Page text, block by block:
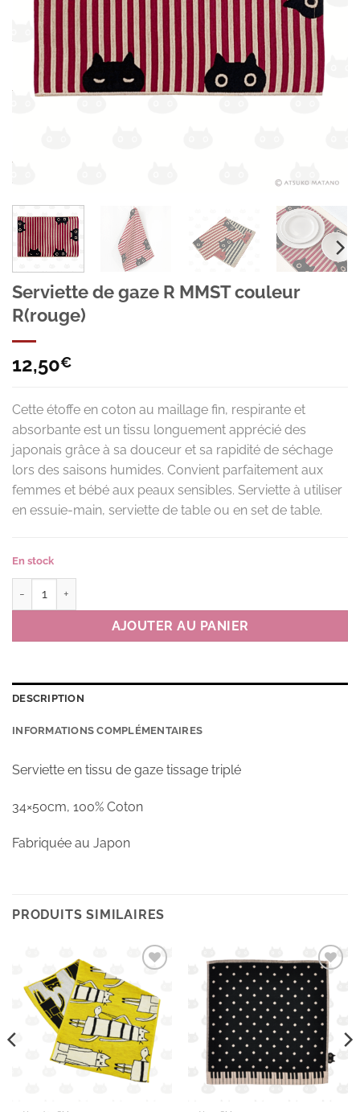
Serviette de gaze R MMST couleur
R(rouge)
12,50€
Cette étoffe en coton au maillage fin, respirante et
absorbante est un tissu longuement apprécié des
japonais grâce à sa douceur et sa rapidité de séchage
lors des saisons humides. Convient parfaitement aux
femmes et bébé aux peaux sensibles. Serviette à utiliser
en essuie-main, serviette de table ou en set de table.
En stock
AJOUTER AU PANIER
DESCRIPTION
INFORMATIONS COMPLÉMENTAIRES
Serviette en tissu de gaze tissage triplé
34×50cm, 100% Coton
Fabriquée au Japon
PRODUITS SIMILAIRES
Ajouter
à la
wishlist
Ajouter
à la
wishlist